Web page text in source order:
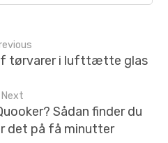
tørvarer i lufttætte glas
Next
Sådan finder du
det på få minutter